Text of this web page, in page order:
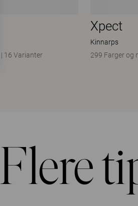
| 16 Varianter
Xpect
Kinnarps
299 Farger og
Flere